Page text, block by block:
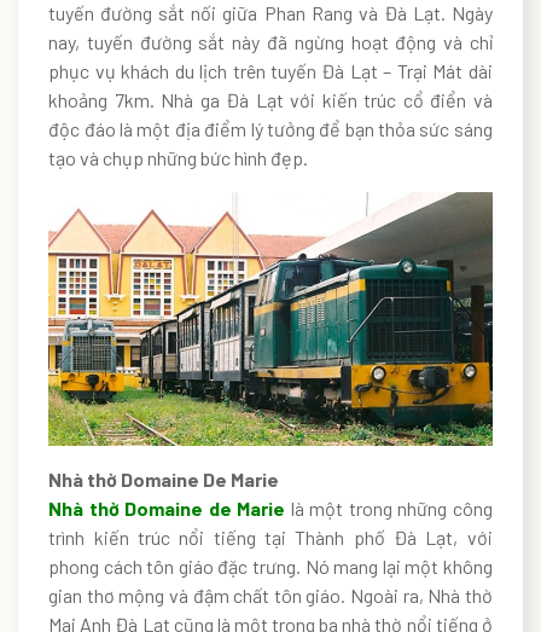
tuyến đường sắt nối giữa Phan Rang và Đà Lạt. Ngày
nay, tuyến đường sắt này đã ngừng hoạt động và chỉ
phục vụ khách du lịch trên tuyến Đà Lạt – Trại Mát dài
khoảng 7km. Nhà ga Đà Lạt với kiến trúc cổ điển và
độc đáo là một địa điểm lý tưởng để bạn thỏa sức sáng
tạo và chụp những bức hình đẹp.
Nhà thờ Domaine De Marie
Nhà thờ Domaine de Marie là một trong những công
trình kiến trúc nổi tiếng tại Thành phố Đà Lạt, với
phong cách tôn giáo đặc trưng. Nó mang lại một không
gian thơ mộng và đậm chất tôn giáo. Ngoài ra, Nhà thờ
Mai Anh Đà Lạt cũng là một trong ba nhà thờ nổi tiếng ở